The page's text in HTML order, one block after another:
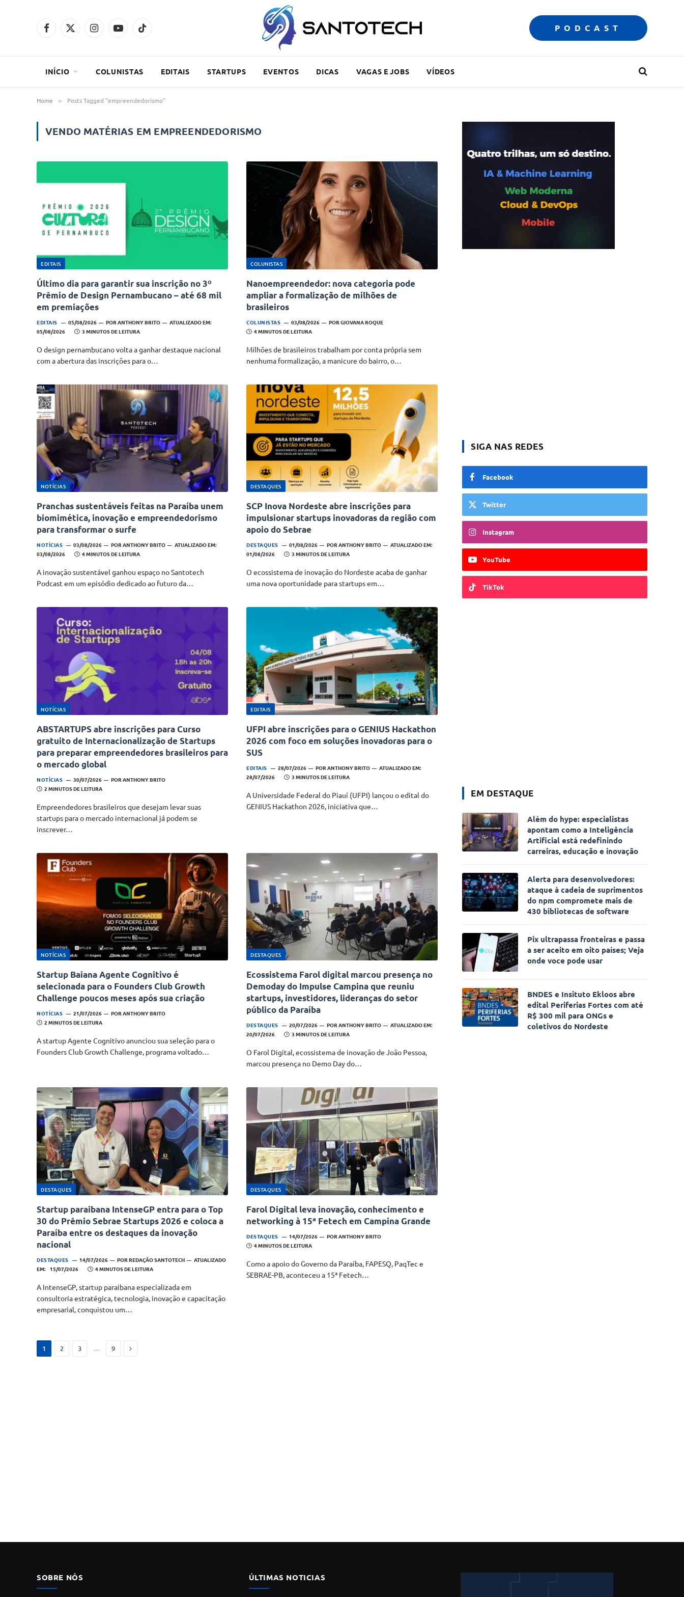
Facebook
X
InstagramYouTubeTikTok PODCAST
INÍCIO COLUNISTAS EDITAIS STARTUPS EVENTOS DICAS VAGAS E JOBS VÍDEOS
Home » Posts Tagged "empreendedorismo"
VENDO MATÉRIAS EM EMPREENDEDORISMO
EDITAIS
Último dia para garantir sua inscrição no 3º
Prêmio de Design Pernambucano – até 68 mil
em premiações
EDITAIS 05/08/2026 POR ANTHONY BRITO
ATUALIZADO EM:
05/08/2026
3 MINUTOS DE LEITURA
O design pernambucano volta a ganhar destaque nacional
com a abertura das inscrições para o…
COLUNISTAS
Nanoempreendedor: nova categoria pode
ampliar a formalização de milhões de
brasileiros
COLUNISTAS 03/08/2026 POR GIOVANA ROQUE
4 MINUTOS DE LEITURA
Milhões de brasileiros trabalham por conta própria sem
nenhuma formalização, a manicure do bairro, o…
NOTÍCIAS
Pranchas sustentáveis feitas na Paraíba unem
biomimética, inovação e empreendedorismo
para transformar o surfe
NOTÍCIAS 03/08/2026 PORANTHONY BRITO
ATUALIZADO EM:
03/08/2026
4 MINUTOS DE LEITURA
A inovação sustentável ganhou espaço no Santotech
Podcast em um episódio dedicado ao futuro da…
DESTAQUES
SCP Inova Nordeste abre inscrições para
impulsionar startups inovadoras da região com
apoio do Sebrae
DESTAQUES 01/08/2026 PORANTHONY BRITO
ATUALIZADO EM:
01/08/2026
3 MINUTOS DE LEITURA
O ecossistema de inovação do Nordeste acaba de ganhar
uma nova oportunidade para startups em…
NOTÍCIAS
ABSTARTUPS abre inscrições para Curso
gratuito de Internacionalização de Startups
para preparar empreendedores brasileiros para
o mercado global
NOTÍCIAS 30/07/2026 POR ANTHONY BRITO
2 MINUTOS DE LEITURA
Empreendedores brasileiros que desejam levar suas
startups para o mercado internacional já podem se
inscrever…
EDITAIS
UFPI abre inscrições para o GENIUS Hackathon
2026 com foco em soluções inovadoras para o
SUS
EDITAIS 28/07/2026 POR ANTHONY BRITO
ATUALIZADO EM:
28/07/2026
3 MINUTOS DE LEITURA
A Universidade Federal do Piauí (UFPI) lançou o edital do
GENIUS Hackathon 2026, iniciativa que…
NOTÍCIAS
Startup Baiana Agente Cognitivo é
selecionada para o Founders Club Growth
Challenge poucos meses após sua criação
NOTÍCIAS 21/07/2026 PORANTHONY BRITO
2 MINUTOS DE LEITURA
A startup Agente Cognitivo anunciou sua seleção para o
Founders Club Growth Challenge, programa voltado…
DESTAQUES
Ecossistema Farol digital marcou presença no
Demoday do Impulse Campina que reuniu
startups, investidores, lideranças do setor
público da Paraíba
DESTAQUES 20/07/2026 PORANTHONY BRITO
ATUALIZADO EM:
20/07/2026
3 MINUTOS DE LEITURA
O Farol Digital, ecossistema de inovação de João Pessoa,
marcou presença no Demo Day do…
DESTAQUES
Startup paraibana IntenseGP entra para o Top
30 do Prêmio Sebrae Startups 2026 e coloca a
Paraíba entre os destaques da inovação
nacional
DESTAQUES 14/07/2026 POR REDAÇÃO SANTOTECH
ATUALIZADO
EM: 15/07/2026 4 MINUTOS DE LEITURA
A IntenseGP, startup paraibana especializada em
consultoria estratégica, tecnologia, inovação e capacitação
empresarial, conquistou um…
DESTAQUES
Farol Digital leva inovação, conhecimento e
networking à 15ª Fetech em Campina Grande
DESTAQUES 14/07/2026 POR ANTHONY BRITO
4 MINUTOS DE LEITURA
Como a apoio do Governo da Paraíba, FAPESQ, PaqTec e
SEBRAE-PB, aconteceu a 15ª Fetech…
1 2 3 9 Next
SIGA NAS REDES
Facebook
Twitter
Instagram
YouTube
TikTok
EM DESTAQUE
Além do hype: especialistas
apontam como a Inteligência
Artificial está redefinindo
carreiras, educação e inovação
Alerta para desenvolvedores:
ataque à cadeia de suprimentos
do npm compromete mais de
430 bibliotecas de software
Pix ultrapassa fronteiras e passa
a ser aceito em oito países; Veja
onde voce pode usar
BNDES e Insituto Ekloos abre
edital Periferias Fortes com até
R$ 300 mil para ONGs e
coletivos do Nordeste
SOBRE NÓS ÚLTIMAS NOTICIAS